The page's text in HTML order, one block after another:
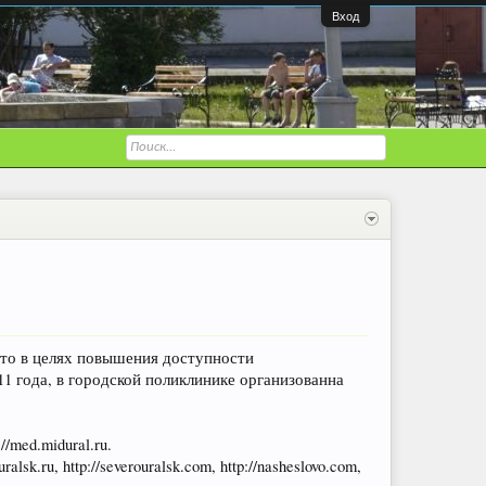
Вход
в целях повышения доступности
года, в городской поликлинике организованна
med.midural.ru.
http://severouralsk.com, http://nasheslovo.com,